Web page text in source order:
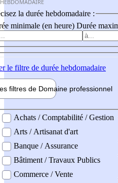
la durée hebdomadaire :
minimale (en heure) Durée
le filtre de durée hebdomadaire
filtres de Domaine professionnel
professionel
Achats / Comptabilité / Gestion
Arts / Artisanat d'art
Banque / Assurance
Bâtiment / Travaux Publics
Commerce / Vente